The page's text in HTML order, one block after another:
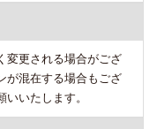
変更される場合がござ
が混在する場合もござ
いたします。